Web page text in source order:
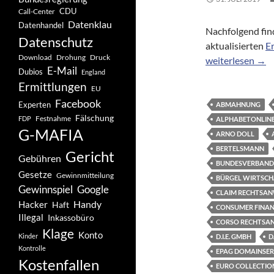
Nachfolgend
aktualisierten
Neue und/oder
weiterlesen →
ABMAHNUNG
ARNO DOLL
BERTELSMANN
BÜRGEL
CLAIM
CONSUMER
CORSO
D.I.E. GMBH
EPAG
EURO
Call-Center CDU
Datenhandel Datenklau
Datenschutz
Download Drohung Druck
Dubios E-Mail England
Ermittlungen EU
Experten Facebook
FDP Festnahme Fälschung
G-MAFIA
Gebühren Gericht
Gesetze Gewinnmitteilung
Gewinnspiel Google
Hacker Haft Handy
Illegal Inkassobüro
Kinder Klage Konto
Kontrolle
Kostenfallen